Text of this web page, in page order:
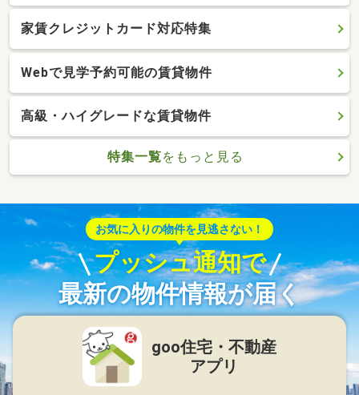
家賃クレジットカード対応特集
Webで見学予約可能の賃貸物件
高級・ハイグレードな賃貸物件
特集一覧をもっと見る
お気に入りの物件を見逃さない！
プッシュ通知で
最新の物件情報が届く
goo住宅・不動産
アプリ